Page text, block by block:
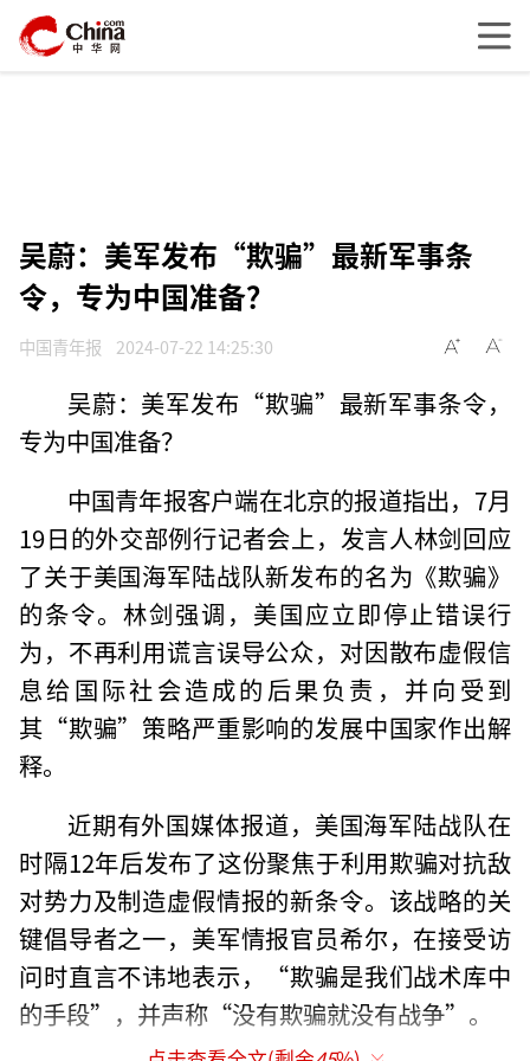
吴蔚：美军发布“欺骗”最新军事条
令，专为中国准备？
中国青年报 2024-07-22 14:25:30
吴蔚：美军发布“欺骗”最新军事条令，
专为中国准备？
中国青年报客户端在北京的报道指出，7月
19日的外交部例行记者会上，发言人林剑回应
了关于美国海军陆战队新发布的名为《欺骗》
的条令。林剑强调，美国应立即停止错误行
为，不再利用谎言误导公众，对因散布虚假信
息给国际社会造成的后果负责，并向受到
其“欺骗”策略严重影响的发展中国家作出解
释。
近期有外国媒体报道，美国海军陆战队在
时隔12年后发布了这份聚焦于利用欺骗对抗敌
对势力及制造虚假情报的新条令。该战略的关
键倡导者之一，美军情报官员希尔，在接受访
问时直言不讳地表示，“欺骗是我们战术库中
的手段”，并声称“没有欺骗就没有战争”。